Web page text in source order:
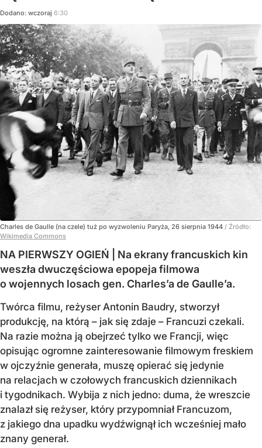
Dodano: wczoraj 6:30
Charles de Gaulle (na czele) tuż po wyzwoleniu Paryża, 26 sierpnia 1944 / Źródło:
Wikimedia Commons
NA PIERWSZY OGIEŃ | Na ekrany francuskich kin
weszła dwuczęściowa epopeja filmowa
o wojennych losach gen. Charles’a de Gaulle’a.
Twórca filmu, reżyser Antonin Baudry, stworzył
produkcję, na którą – jak się zdaje – Francuzi czekali.
Na razie można ją obejrzeć tylko we Francji, więc
opisując ogromne zainteresowanie filmowym freskiem
w ojczyźnie generała, muszę opierać się jedynie
na relacjach w czołowych francuskich dziennikach
i tygodnikach. Wybija z nich jedno: duma, że wreszcie
znalazł się reżyser, który przypomniał Francuzom,
z jakiego dna upadku wydźwignął ich wcześniej mało
znany generał.